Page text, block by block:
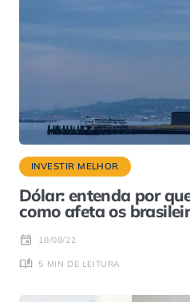
INVESTIR MELHOR
Dólar: entenda por
como afeta os
18/08/22
5 MIN DE LEITURA